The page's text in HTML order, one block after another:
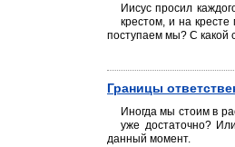
Иисус просил
крестом, и на
поступаем мы? С какой
Границы
Иногда мы стоим в
уже достаточно?
данный момент.